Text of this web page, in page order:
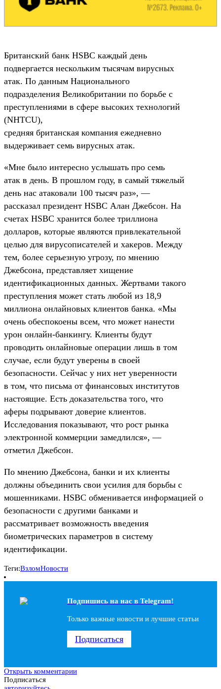
Британский банк HSBC каждый день
подвергается нескольким тысячам вирусных
атак. По данным Национального
подразделения Великобритании по борьбе с
преступлениями в сфере высоких технологий
(NHTCU),
средняя британская компания ежедневно
выдерживает семь вирусных атак.
«Мне было интересно услышать про семь
атак в день. В прошлом году, в самый тяжелый
день нас атаковали 100 тысяч раз», —
рассказал президент HSBC Алан Джебсон. На
счетах HSBC хранится более триллиона
долларов, которые являются привлекательной
целью для вирусописателей и хакеров. Между
тем, более серьезную угрозу, по мнению
Джебсона, представляет хищение
идентификационных данных. Жертвами такого
преступления может стать любой из 18,9
миллиона онлайновых клиентов банка. «Мы
очень обеспокоены всем, что может нанести
урон онлайн-банкингу. Клиенты будут
проводить онлайновые операции лишь в том
случае, если будут уверены в своей
безопасности. Сейчас у них нет уверенности
в том, что письма от финансовых институтов
настоящие. Есть доказательства того, что
аферы подрывают доверие клиентов.
Исследования показывают, что рост рынка
электронной коммерции замедлился», —
отметил Джебсон.
По мнению Джебсона, банки и их клиенты
должны объединить свои усилия для борьбы с
мошенниками. HSBC обменивается информацией о
безопасности с другими банками и
рассматривает возможность введения
биометрических параметров в систему
идентификации.
Теги:ВзломНовости
Подпишись на наc в Telegram!
Только важные новости и лучшие статьи
Подписаться
Открыть комментарии
Подписаться